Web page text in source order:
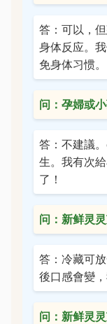
答：可以，
身体反应。
免身体习惯。
问：孕婦或
答：不建議
生。我有次
了！
问：新鲜灵
答：冷藏可
後口感會變
问：新鲜灵